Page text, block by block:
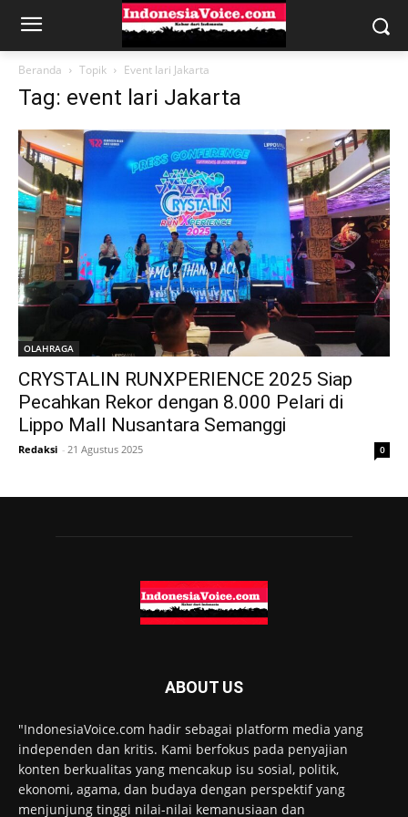
Beranda Topik Event lari Jakarta
Tag: event lari Jakarta
OLAHRAGA
CRYSTALIN RUNXPERIENCE 2025 Siap
Pecahkan Rekor dengan 8.000 Pelari di
Lippo Mall Nusantara Semanggi
Redaksi - 21 Agustus 2025 0
ABOUT US
"IndonesiaVoice.com hadir sebagai platform media yang
independen dan kritis. Kami berfokus pada penyajian
konten berkualitas yang mencakup isu sosial, politik,
ekonomi, agama, dan budaya dengan perspektif yang
menjunjung tinggi nilai-nilai kemanusiaan dan